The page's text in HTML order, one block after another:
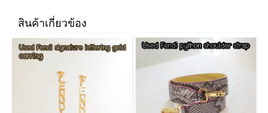
สินค้าเกี่ยวข้อง